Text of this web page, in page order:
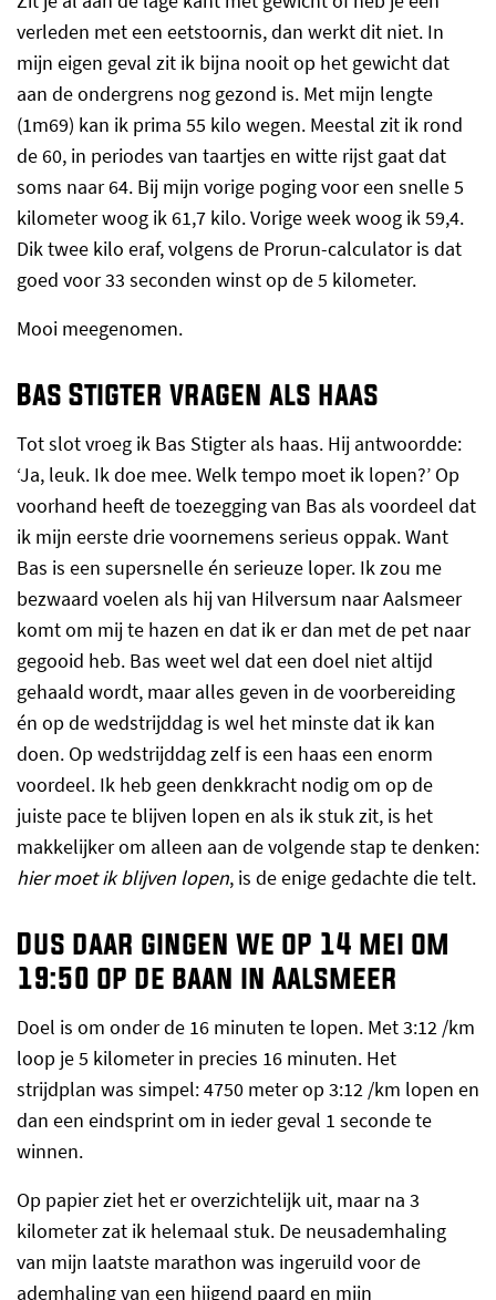
verleden met een eetstoornis, dan werkt dit niet. In
mijn eigen geval zit ik bijna nooit op het gewicht dat
aan de ondergrens nog gezond is. Met mijn lengte
(1m69) kan ik prima 55 kilo wegen. Meestal zit ik rond
de 60, in periodes van taartjes en witte rijst gaat dat
soms naar 64. Bij mijn vorige poging voor een snelle 5
kilometer woog ik 61,7 kilo. Vorige week woog ik 59,4.
Dik twee kilo eraf, volgens de Prorun-calculator is dat
goed voor 33 seconden winst op de 5 kilometer.
Mooi meegenomen.
Bas Stigter vragen als haas
Tot slot vroeg ik Bas Stigter als haas. Hij antwoordde:
‘Ja, leuk. Ik doe mee. Welk tempo moet ik lopen?’ Op
voorhand heeft de toezegging van Bas als voordeel dat
ik mijn eerste drie voornemens serieus oppak. Want
Bas is een supersnelle én serieuze loper. Ik zou me
bezwaard voelen als hij van Hilversum naar Aalsmeer
komt om mij te hazen en dat ik er dan met de pet naar
gegooid heb. Bas weet wel dat een doel niet altijd
gehaald wordt, maar alles geven in de voorbereiding
én op de wedstrijddag is wel het minste dat ik kan
doen. Op wedstrijddag zelf is een haas een enorm
voordeel. Ik heb geen denkkracht nodig om op de
juiste pace te blijven lopen en als ik stuk zit, is het
makkelijker om alleen aan de volgende stap te denken:
hier moet ik blijven lopen, is de enige gedachte die telt.
Dus daar gingen we op 14 mei om
19:50 op de baan in Aalsmeer
Doel is om onder de 16 minuten te lopen. Met 3:12 /km
loop je 5 kilometer in precies 16 minuten. Het
strijdplan was simpel: 4750 meter op 3:12 /km lopen en
dan een eindsprint om in ieder geval 1 seconde te
winnen.
Op papier ziet het er overzichtelijk uit, maar na 3
kilometer zat ik helemaal stuk. De neusademhaling
van mijn laatste marathon was ingeruild voor de
ademhaling van een hijgend paard en mijn